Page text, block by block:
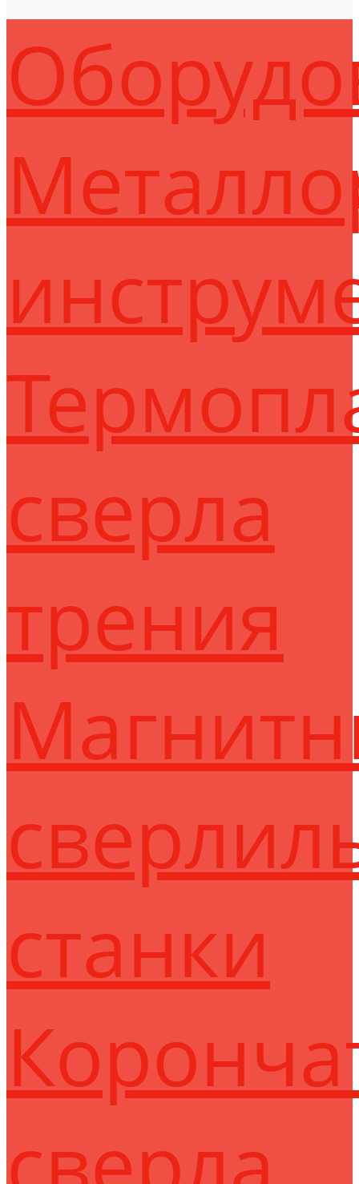
сверла
трения
станки